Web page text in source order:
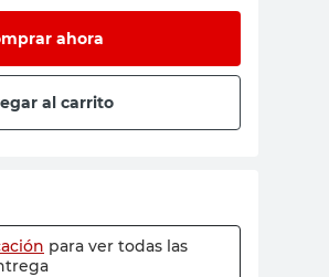
ahora
al carrito
para ver todas las